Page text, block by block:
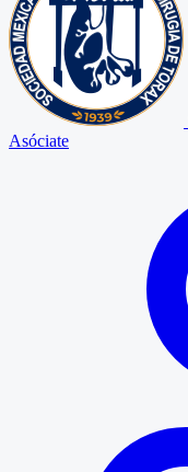
Asóciate